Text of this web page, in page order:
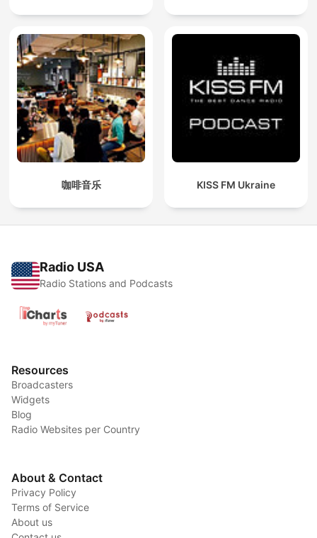
咖啡音乐 KISS FM Ukraine
Radio USA
Radio Stations and Podcasts
Resources
Broadcasters
Widgets
Blog
Radio Websites per Country
About & Contact
Privacy Policy
Terms of Service
About us